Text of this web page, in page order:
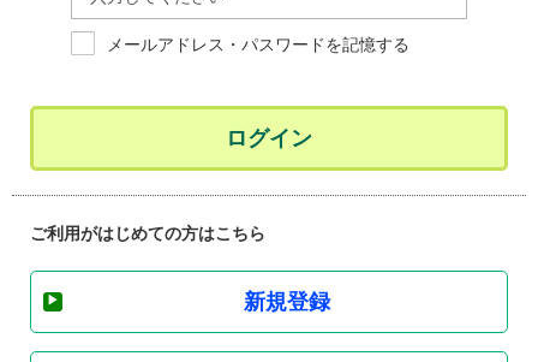
メールアドレス・パスワードを記憶する
ログイン
ご利用がはじめての方はこちら
新規登録